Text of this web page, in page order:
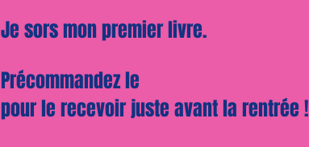
Je sors mon premier livre.
Précommandez le
pour le recevoir juste avant la rentrée !